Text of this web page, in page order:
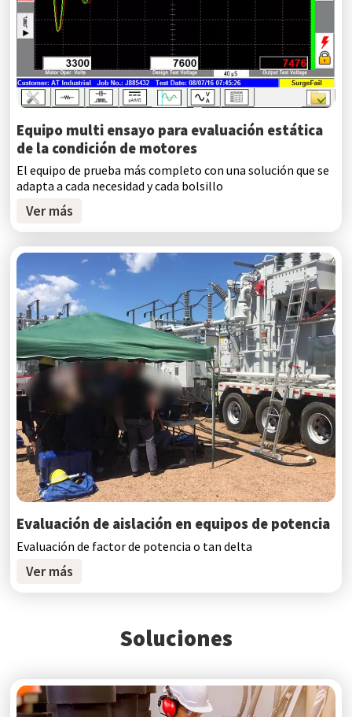
Equipo multi ensayo para evaluación estática
de la condición de motores
El equipo de prueba más completo con una solución que se
adapta a cada necesidad y cada bolsillo
Ver más
Evaluación de aislación en equipos de potencia
Evaluación de factor de potencia o tan delta
Ver más
Soluciones